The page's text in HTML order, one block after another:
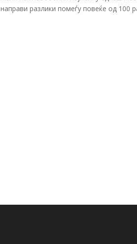
направи разлики помеѓу повеќе од 100